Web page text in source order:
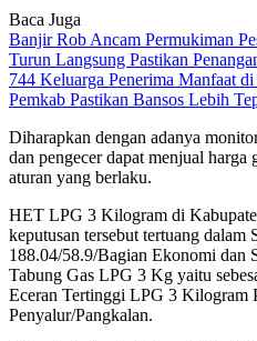
Baca Juga
Banjir Rob Ancam Permukiman
Turun Langsung Pastikan
744 Keluarga Penerima Manfaat
Pemkab Pastikan Bansos Lebih
Diharapkan dengan adanya
dan pengecer dapat menjual harga
aturan yang berlaku.
HET LPG 3 Kilogram di
keputusan tersebut tertuang
188.04/58.9/Bagian Ekonomi dan
Tabung Gas LPG 3 Kg yaitu
Eceran Tertinggi LPG 3 Kilogram
Penyalur/Pangkalan.